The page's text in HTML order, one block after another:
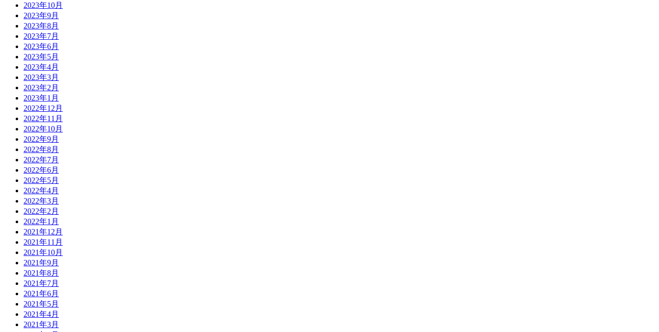
2023年10月
2023年9月
2023年8月
2023年7月
2023年6月
2023年5月
2023年4月
2023年3月
2023年2月
2023年1月
2022年12月
2022年11月
2022年10月
2022年9月
2022年8月
2022年7月
2022年6月
2022年5月
2022年4月
2022年3月
2022年2月
2022年1月
2021年12月
2021年11月
2021年10月
2021年9月
2021年8月
2021年7月
2021年6月
2021年5月
2021年4月
2021年3月